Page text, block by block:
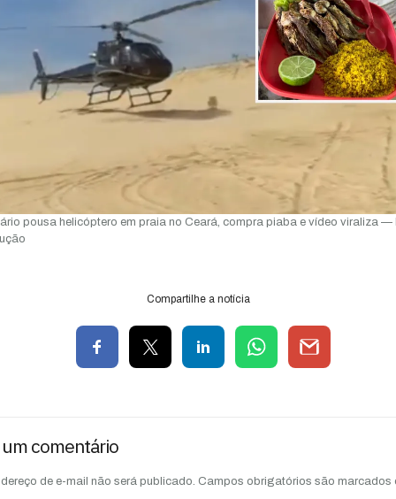
pousa helicóptero em praia no Ceará, compra piaba e vídeo viraliza —
Compartilhe a notícia
comentário
de e-mail não será publicado. Campos obrigatórios são marcados